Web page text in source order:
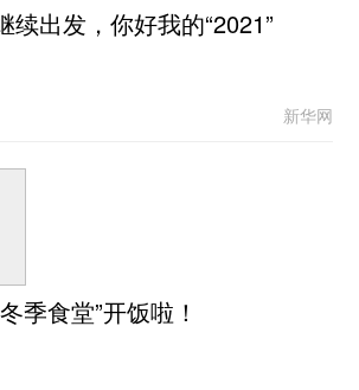
续出发，你好我的“2021”
新华网
季食堂”开饭啦！